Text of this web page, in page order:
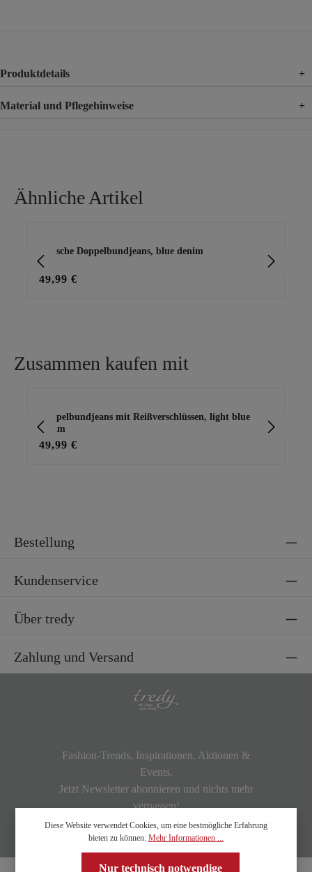
Produktdetails +
Material und Pflegehinweise +
Ähnliche Artikel
stylische Doppelbundjeans, blue denim
49,99 €
Zusammen kaufen mit
Doppelbundjeans mit Reißverschlüssen, light blue
denim
49,99 €
Bestellung
Kundenservice
Über tredy
Zahlung und Versand
Fashion-Trends, Inspirationen, Aktionen &
Events.
Jetzt Newsletter abonnieren und nichts mehr
verpassen!
Diese Website verwendet Cookies, um eine bestmögliche Erfahrung
bieten zu können. Mehr Informationen ...
Nur technisch notwendige